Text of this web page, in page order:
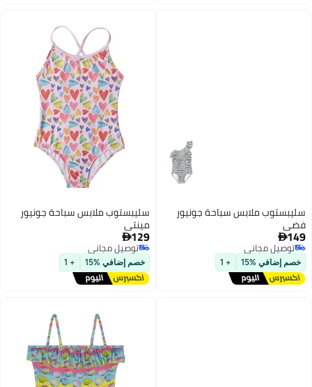
سليبستوب ملابس سباحة جونيور
فضي
149
توصيل مجاني
توصيل مجاني
خصم إضافي %15 + 1
سليبستوب ملابس سباحة جونيور
مينتي
129
توصيل مجاني
توصيل مجاني
خصم إضافي %15 + 1